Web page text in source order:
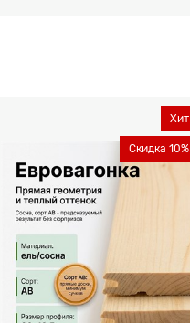
Хит
Скидка 10%